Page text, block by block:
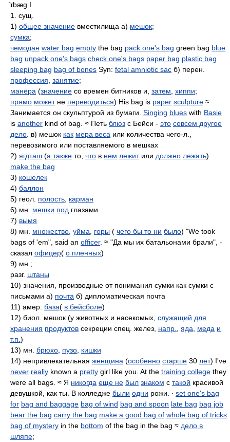
̈ɪbæɡ I
1. сущ.
1) общее значение вместилища а) мешок;
сумка;
чемодан water bag empty the bag pack one's bag green bag blue
bag unpack one's bags check one's bags paper bag plastic bag
sleeping bag bag of bones Syn: fetal amniotic sac б) перен.
профессия занятие;
манера (значение со времен битников и, затем хиппи;
прямо можетне переводиться) His bag is paper sculpture ≈
Занимается он скульптурой из бумаги. Singing blues with Basie
is another kind of bag. ≈ Петь блюз с Бейси - это совсем другое
дело . в) мешок как мера веса или количества чего-л.,
перевозимого или поставляемого в мешках
2) ягдташ (а также то, что в нем лежитили должно лежать)
make the bag
3) кошелек
4) баллон
5) геол. полость карман
6) мн. мешки под глазами
7) вымя
8) мн. множество уйма горы ( чего бы то ни было) "We took
bags of 'em", said an officer. ≈ "Да мы их батальонами брали", -
сказал офицер( о пленных)
9) мн.;
разг. штаны
10) значения, производные от понимания сумки как сумки с
письмами а) почта б) дипломатическая почта
11) амер. база( в бейсболе)
12) биол. мешок (у животных и насекомых, служащий для
хранения продуктов секреции спец. желез, напр. яда меда и
т.п. )
13) мн. брюхо пузо кишки
14) непривлекательная женщина (особенно старше 30 лет) I've
never really known a pretty girl like you. At the training college they
were all bags. ≈ Я никогда еще не был знаком с такой красивой
девушкой, как ты. В колледже были одни рожи. ∙ set one's bag
for bag and baggage bag of wind bag and spoon late bag bag job
bear the bag carry the bag make a good bag of whole bag of tricks
bag of mystery in the bottom of the bag in the bag ≈ дело в
шляпе;